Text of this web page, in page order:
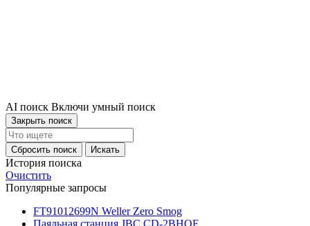
AI поиск Включи умный поиск
Закрыть поиск
Сбросить поиск Искать
История поиска
Очистить
Популярные запросы
FT91012699N Weller Zero Smog
Паяльная станция JBC CD-2BHQF